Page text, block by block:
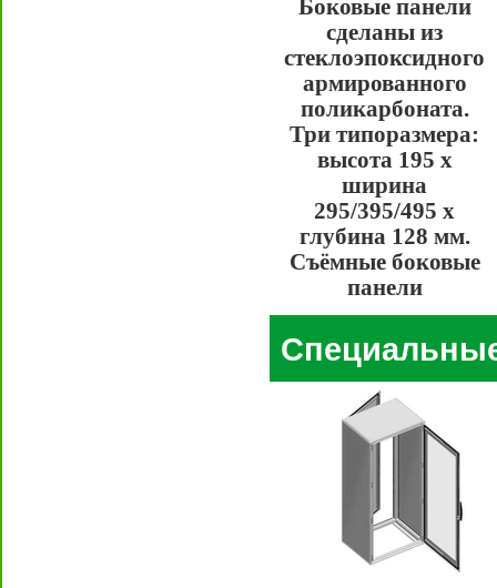
Боковые панели
сделаны из
стеклоэпоксидного
армированного
поликарбоната.
Три типоразмера:
высота 195 х
ширина
295/395/495 х
глубина 128 мм.
Съёмные боковые
панели